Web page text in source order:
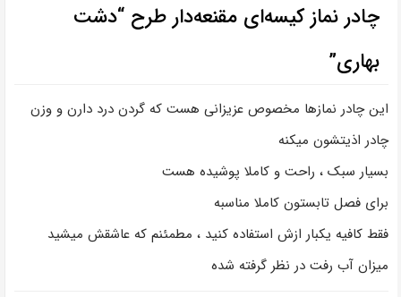
چادر نماز کیسه‌ای مقنعه‌دار طرح “دشت
بهاری”
این چادر نمازها مخصوص عزیزانی هست که گردن درد دارن و وزن
چادر اذیتشون میکنه
بسیار سبک ، راحت و کاملا پوشیده هست
برای فصل تابستون کاملا مناسبه
فقط کافیه یکبار ازش استفاده کنید ، مطمئنم که عاشقش میشید
میزان آب رفت در نظر گرفته شده